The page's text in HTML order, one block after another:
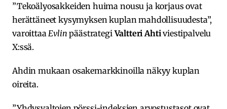
”Tekoälyosakkeiden huima nousu ja korjaus ovat
herättäneet kysymyksen kuplan mahdollisuudesta”,
varoittaa Evlin päästrategiValtteri Ahti viestipalvelu
X:ssä.
Ahdin mukaan osakemarkkinoilla näkyy kuplan
oireita.